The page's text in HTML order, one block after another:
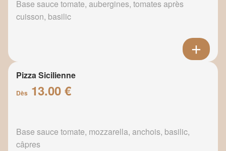
Base sauce tomate, aubergines, tomates après
cuisson, basilic
Pizza Sicilienne
Dès 13.00 €
Base sauce tomate, mozzarella, anchois, basilic,
câpres